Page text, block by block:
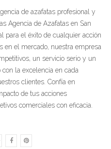
de azafatas profesional y
Agencia de Azafatas en San
para el éxito de cualquier acción
en el mercado, nuestra empresa
un servicio serio y un
la excelencia en cada
clientes. Confía en
de tus acciones
comerciales con eficacia.